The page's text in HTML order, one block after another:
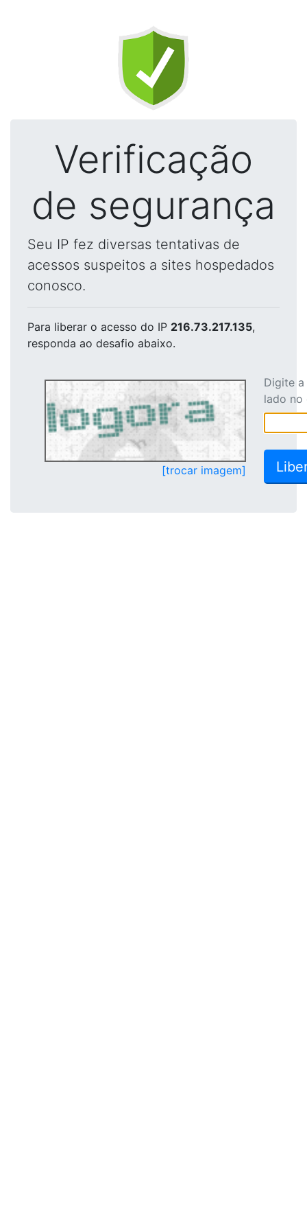
Verificação
de segurança
Seu IP fez diversas tentativas de
acessos suspeitos a sites hospedados
conosco.
Para liberar o acesso do IP 216.73.217.135,
responda ao desafio abaixo.
[trocar imagem]
Digite
lado no